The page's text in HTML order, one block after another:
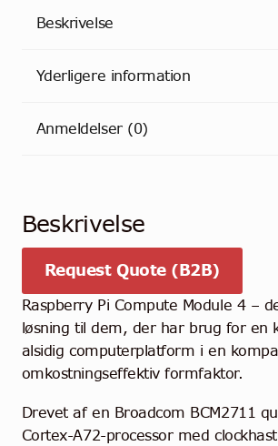
Beskrivelse
Yderligere information
Anmeldelser (0)
Beskrivelse
Request Quote (B2B)
Raspberry Pi Compute Module 4 –
løsning til dem, der har brug for en
alsidig computerplatform i en
omkostningseffektiv formfaktor.
Drevet af en Broadcom BCM2711
Cortex-A72-processor med